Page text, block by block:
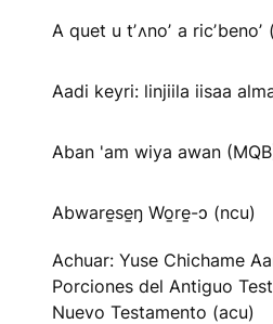
A quet u tʼʌnoʼ a ricʼbenoʼ
Aadi keyri: linjiila iisaa
Aban 'am wiya awan
Abware̱se̱ŋ Wo̱re̱-ɔ (ncu)
Achuar: Yuse Chichame
Porciones del Antiguo
Nuevo Testamento (acu)